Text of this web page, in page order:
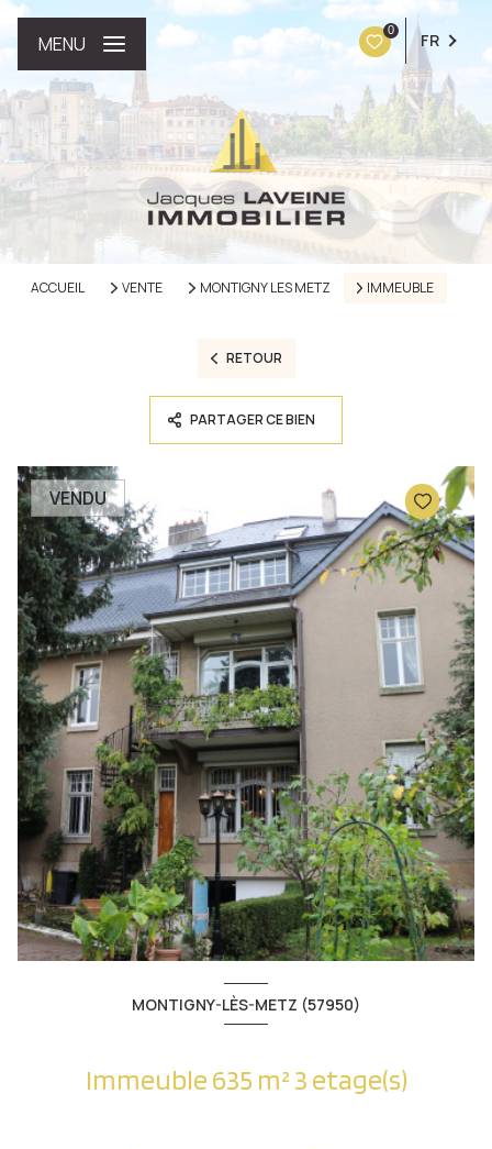
0 FR
MENU
ACCUEIL VENTE MONTIGNY LES METZ IMMEUBLE
RETOUR
PARTAGER CE BIEN
VENDU
MONTIGNY-LÈS-METZ (57950)
Immeuble 635 m² 3 etage(s)